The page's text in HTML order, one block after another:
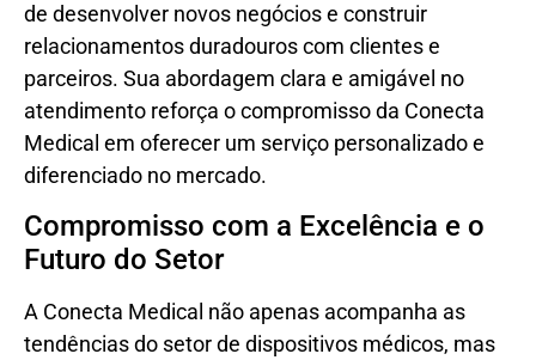
de desenvolver novos negócios e construir
relacionamentos duradouros com clientes e
parceiros. Sua abordagem clara e amigável no
atendimento reforça o compromisso da Conecta
Medical em oferecer um serviço personalizado e
diferenciado no mercado.
Compromisso com a Excelência e o
Futuro do Setor
A Conecta Medical não apenas acompanha as
tendências do setor de dispositivos médicos, mas